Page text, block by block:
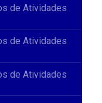
de Atividades
de Atividades
de Atividades